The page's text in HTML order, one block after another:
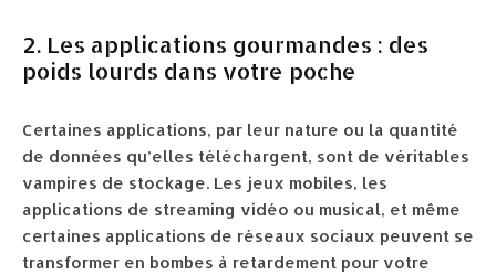
2. Les applications gourmandes : des
poids lourds dans votre poche
Certaines applications, par leur nature ou la quantité
de données qu’elles téléchargent, sont de véritables
vampires de stockage. Les jeux mobiles, les
applications de streaming vidéo ou musical, et même
certaines applications de réseaux sociaux peuvent se
transformer en bombes à retardement pour votre